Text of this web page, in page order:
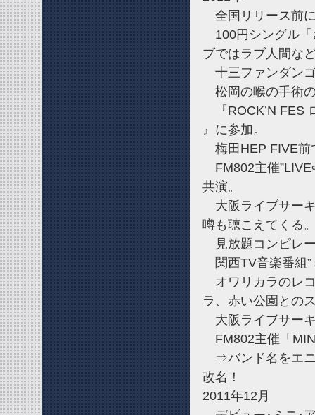
全国リリース前
100円シングル「
ブではラブ人間な
十三ファンダン
松岡の喉の手術
『ROCK’N FES
』に参加。
梅田HEP FIVE前
FM802主催
共演。
大阪ライブサー
噂も聴こえてくる
見放題コンピレ
関西TV音楽番組”
オワリカラのレ
ラ、赤い公園との
大阪ライブサー
FM802主催「
⇒バンド名をエニ
改名！
2011年12月